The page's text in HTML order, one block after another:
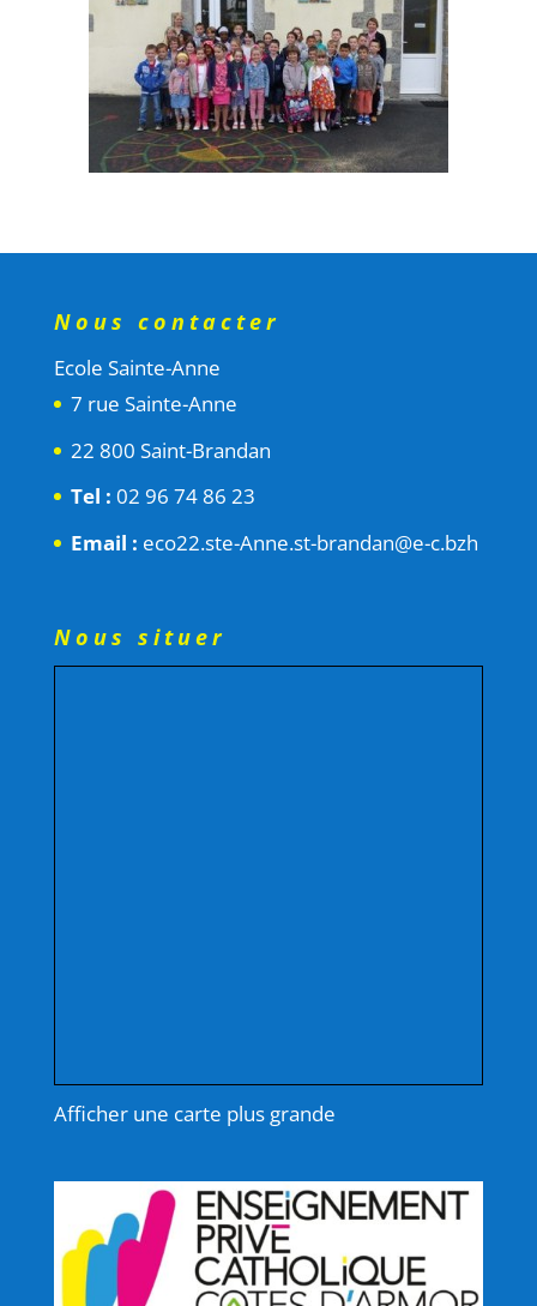
Nous contacter
Ecole Sainte-Anne
7 rue Sainte-Anne
22 800 Saint-Brandan
Tel : 02 96 74 86 23
Email : eco22.ste-Anne.st-brandan@e-c.bzh
Nous situer
Afficher une carte plus grande